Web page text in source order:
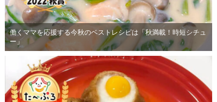
働くママを応援する今秋のベストレシピは「秋満載！時短シチュ
ー」